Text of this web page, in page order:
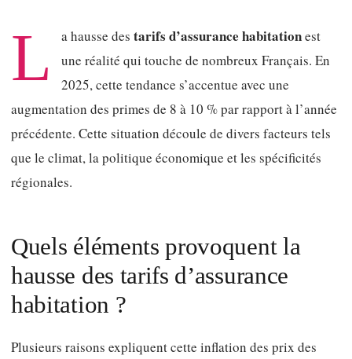
L a hausse des tarifs d’assurance habitationest
une réalité qui touche de nombreux Français. En
2025, cette tendance s’accentue avec une
augmentation des primes de 8 à 10 % par rapport à l’année
précédente. Cette situation découle de divers facteurs tels
que le climat, la politique économique et les spécificités
régionales.
Quels éléments provoquent la
hausse des tarifs d’assurance
habitation ?
Plusieurs raisons expliquent cette inflation des prix des